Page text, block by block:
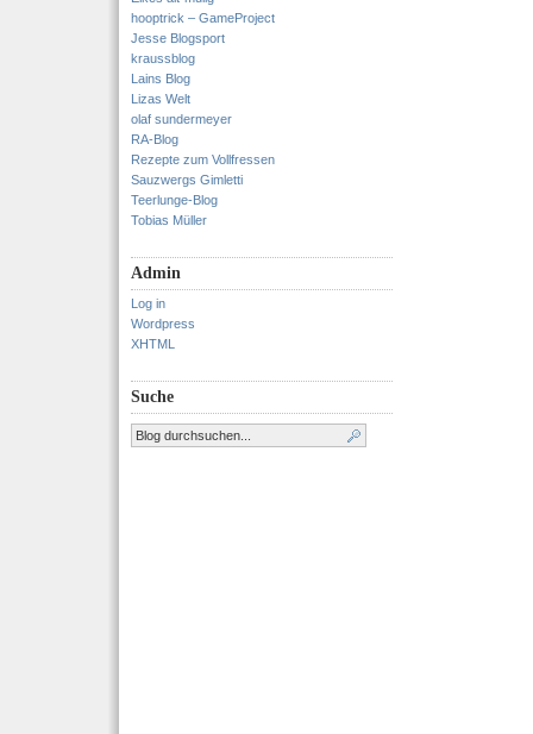
hooptrick – GameProject
Jesse Blogsport
kraussblog
Lains Blog
Lizas Welt
olaf sundermeyer
RA-Blog
Rezepte zum Vollfressen
Sauzwergs Gimletti
Teerlunge-Blog
Tobias Müller
Admin
Log in
Wordpress
XHTML
Suche